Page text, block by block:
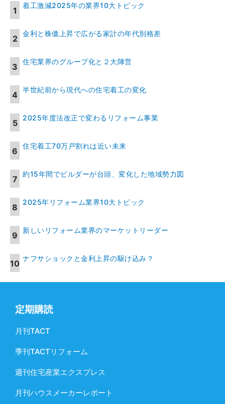
着工激減2025年の業界10大トピック
金利と株価上昇で広がる家計の年代別格差
住宅業界のグループ化と２大陣営
半世紀前から現代への住宅着工の変化
2025年度法改正で変わるリフォーム事業
住宅着工70万戸割れは近い未来
約15年間でビルダーが台頭、変化した地域勢力図
2025年リフォーム業界10大トピック
新しいリフォーム業界のマーケットリーダー
ナフサショックと金利上昇の駆け込み？
定期購読
月刊TACT
季刊TACTリフォーム
週刊住宅産業エクスプレス
月刊ハウスメーカーレポート